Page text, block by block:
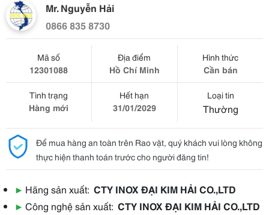
Mr. Nguyễn Hải
0866 835 8730
Mã số
12301088
Địa điểm
Hồ Chí Minh
Hình thức
Cần bán
Tình trạng
Hàng mới
Hết hạn
31/01/2029
Loại tin
Thường
Để mua hàng an toàn trên Rao vặt, quý khách vui lòng không
thực hiện thanh toán trước cho người đăng tin!
▶ Hãng sản xuất: CTY INOX ĐẠI KIM HẢI CO.,LTD
▶ Công nghệ sản xuất: CTY INOX ĐẠI KIM HẢI CO.,LTD